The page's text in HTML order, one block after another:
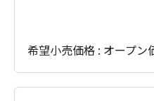
希望小売価格 : オープン